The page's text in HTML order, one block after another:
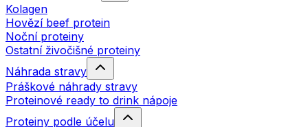
Kolagen
Hovězí beef protein
Noční proteiny
Ostatní živočišné proteiny
Náhrada stravy
Práškové náhrady stravy
Proteinové ready to drink nápoje
Proteiny podle účelu